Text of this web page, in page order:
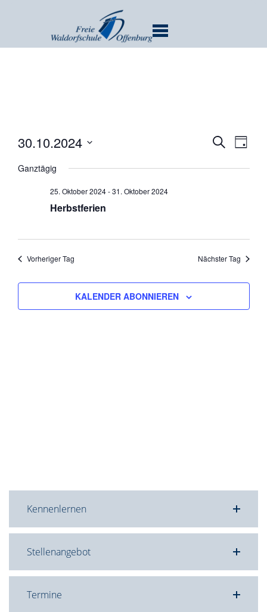
und
SUCHE
TAG
30.10.2024
Ganztägig
25. Oktober 2024-31. Oktober 2024
Herbstferien
Vorheriger Tag Nächster Tag
KALENDER ABONNIEREN
Kennenlernen
Stellenangebot
Termine